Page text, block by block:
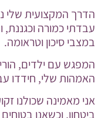
הדרך המקצועית שלי
עבדתי כמורה
במצבי סיכון וטראומה.
המפגש עם ילדים,
האמהות שלי, חידדו
אני מאמינה שכולנו
ביטחון, וכשאנו